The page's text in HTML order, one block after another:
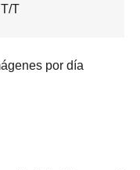
T
por día